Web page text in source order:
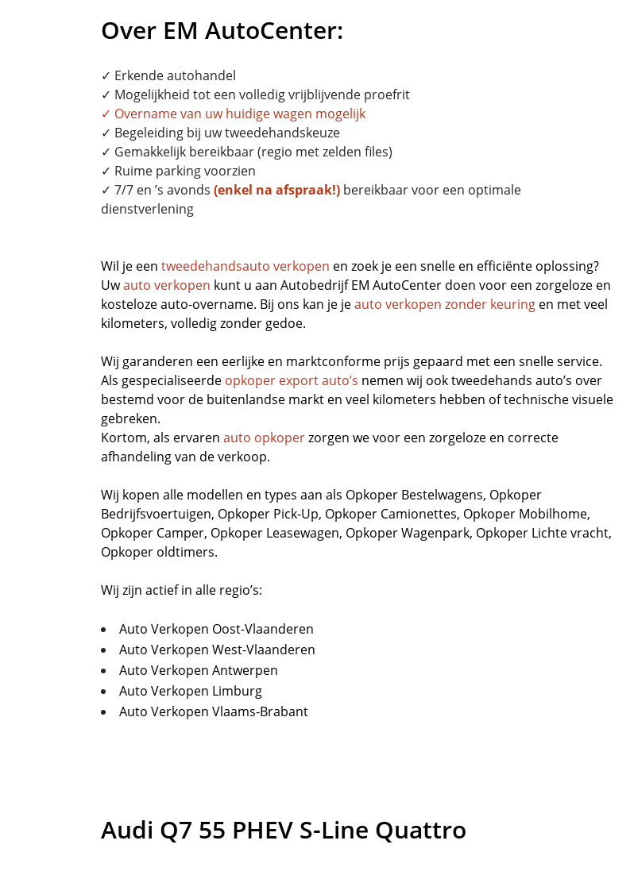
Over EM AutoCenter:
✓ Erkende autohandel
✓ Mogelijkheid tot een volledig vrijblijvende proefrit
✓ Overnamevan uw huidige wagen mogelijk
✓ Begeleiding bij uw tweedehandskeuze
✓ Gemakkelijk bereikbaar (regio met zelden files)
✓ Ruime parking voorzien
✓ 7/7 en ’s avonds (enkel na afspraak!) bereikbaar voor een optimale
dienstverlening
Wil je een tweedehandsauto verkopen en zoek je een snelle en efficiënte oplossing?
Uwauto verkopen kunt u aan Autobedrijf EM AutoCenter doen voor een zorgeloze en
kosteloze auto-overname. Bij ons kan je jeauto verkopen zonder keuring en met veel
kilometers, volledig zonder gedoe.
Wij garanderen een eerlijke en marktconforme prijs gepaard met een snelle service.
Als gespecialiseerde opkoper export auto’s nemen wij ook tweedehands auto’s over
bestemd voor de buitenlandse markt en veel kilometers hebben of technische visuele
gebreken.
Kortom, als ervaren auto opkoperzorgen we voor een zorgeloze en correcte
afhandeling van de verkoop.
Wij kopen alle modellen en types aan als Opkoper Bestelwagens, Opkoper
Bedrijfsvoertuigen, Opkoper Pick-Up, Opkoper Camionettes, Opkoper Mobilhome,
Opkoper Camper, Opkoper Leasewagen, Opkoper Wagenpark, Opkoper Lichte vracht,
Opkoper oldtimers.
Wij zijn actief in alle regio’s:
Auto Verkopen Oost-Vlaanderen
Auto Verkopen West-Vlaanderen
Auto Verkopen Antwerpen
Auto Verkopen Limburg
Auto Verkopen Vlaams-Brabant
Audi Q7 55 PHEV S-Line Quattro